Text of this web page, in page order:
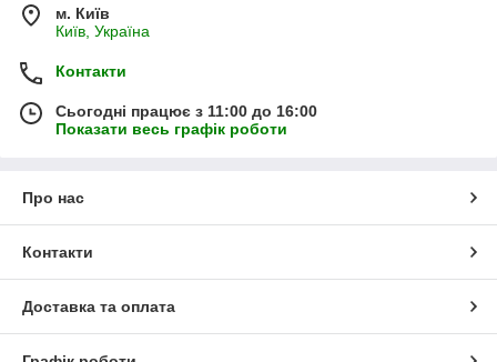
м. Київ
Київ, Україна
Контакти
Сьогодні працює з 11:00 до 16:00
Показати весь графік роботи
Про нас
Контакти
Доставка та оплата